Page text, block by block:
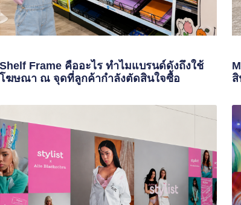
Shelf Frame คืออะไร ทำไมแบรนด์ดังถึงใช้
โฆษณา ณ จุดที่ลูกค้ากำลังตัดสินใจซื้อ
สิ